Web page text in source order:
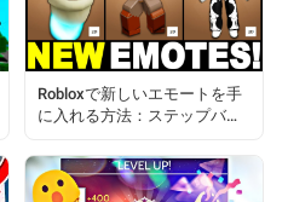
Robloxで新しいエモートを手
に入れる方法：ステップバイ